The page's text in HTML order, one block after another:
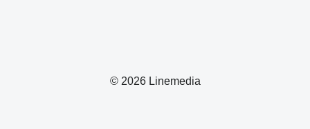
© 2026 Linemedia